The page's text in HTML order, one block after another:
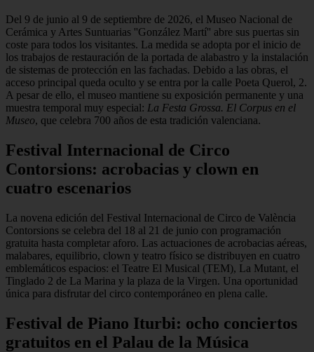
Del 9 de junio al 9 de septiembre de 2026, el Museo Nacional de
Cerámica y Artes Suntuarias ''González Martí'' abre sus puertas sin
coste para todos los visitantes. La medida se adopta por el inicio de
los trabajos de restauración de la portada de alabastro y la instalación
de sistemas de protección en las fachadas. Debido a las obras, el
acceso principal queda oculto y se entra por la calle Poeta Querol, 2.
A pesar de ello, el museo mantiene su exposición permanente y una
muestra temporal muy especial: La Festa Grossa. El Corpus en el
Museo, que celebra 700 años de esta tradición valenciana.
Festival Internacional de Circo
Contorsions: acrobacias y clown en
cuatro escenarios
La novena edición del Festival Internacional de Circo de València
Contorsions se celebra del 18 al 21 de junio con programación
gratuita hasta completar aforo. Las actuaciones de acrobacias aéreas,
malabares, equilibrio, clown y teatro físico se distribuyen en cuatro
emblemáticos espacios: el Teatre El Musical (TEM), La Mutant, el
Tinglado 2 de La Marina y la plaza de la Virgen. Una oportunidad
única para disfrutar del circo contemporáneo en plena calle.
Festival de Piano Iturbi: ocho conciertos
gratuitos en el Palau de la Música